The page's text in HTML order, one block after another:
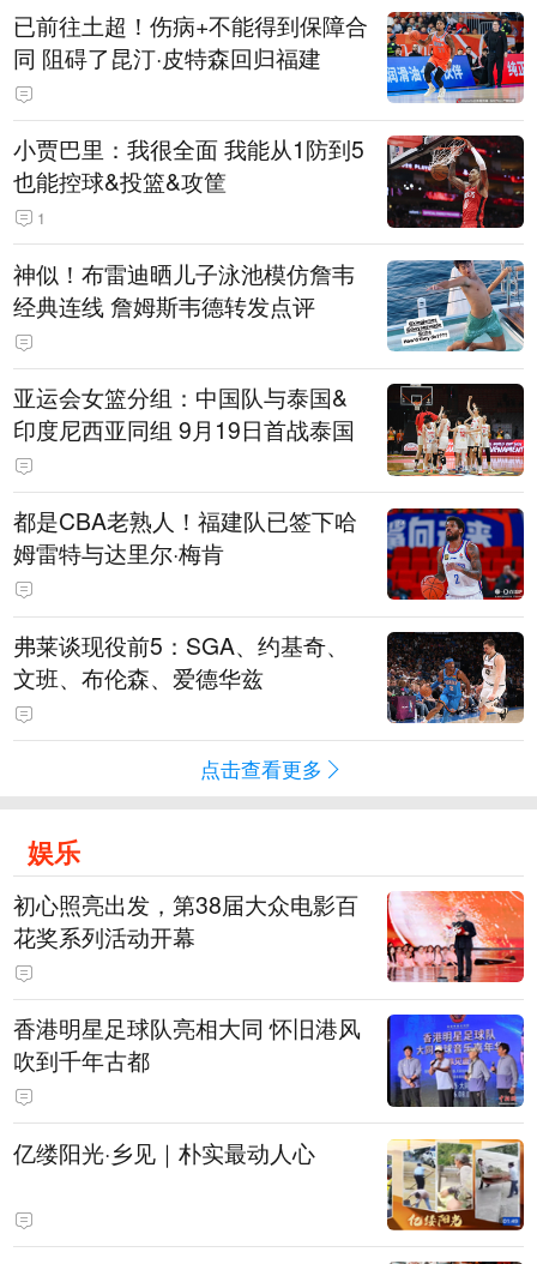
已前往土超！伤病+不能得到保障合
同 阻碍了昆汀·皮特森回归福建
小贾巴里：我很全面 我能从1防到5
也能控球&投篮&攻筐
1
神似！布雷迪晒儿子泳池模仿詹韦
经典连线 詹姆斯韦德转发点评
亚运会女篮分组：中国队与泰国&
印度尼西亚同组 9月19日首战泰国
都是CBA老熟人！福建队已签下哈
姆雷特与达里尔·梅肯
弗莱谈现役前5：SGA、约基奇、
文班、布伦森、爱德华兹
点击查看更多
娱乐
初心照亮出发，第38届大众电影百
花奖系列活动开幕
香港明星足球队亮相大同 怀旧港风
吹到千年古都
亿缕阳光·乡见｜朴实最动人心